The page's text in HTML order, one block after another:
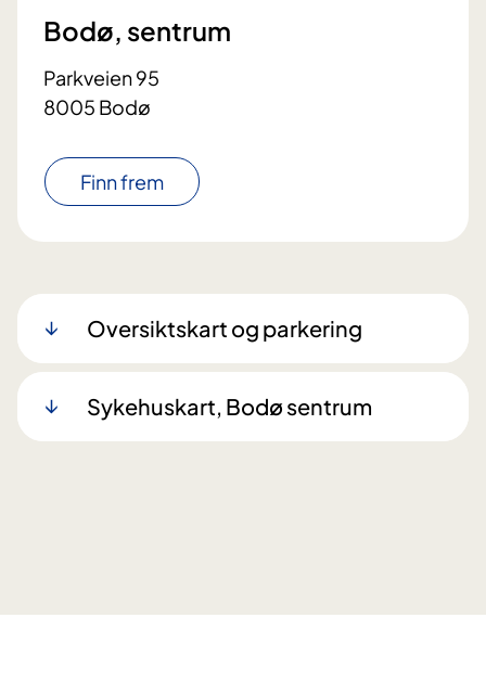
Bodø, sentrum
Parkveien 95
8005 Bodø
Finn frem
Oversiktskart og parkering
Sykehuskart, Bodø sentrum